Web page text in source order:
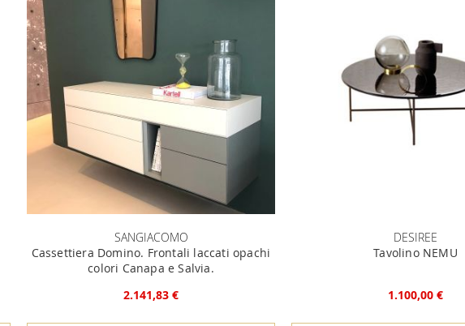
SANGIACOMO
Cassettiera Domino. Frontali laccati opachi
colori Canapa e Salvia.
2.141,83 €
DESIREE
Tavolino NEMU
1.100,00 €